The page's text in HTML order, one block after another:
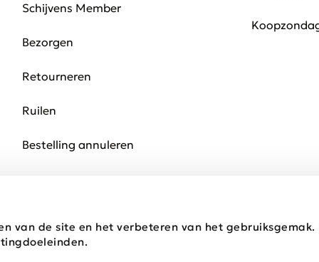
van de site en het verbeteren van het
Schijvens Member
Bezorgen
Retourneren
Ruilen
Bestelling annuleren